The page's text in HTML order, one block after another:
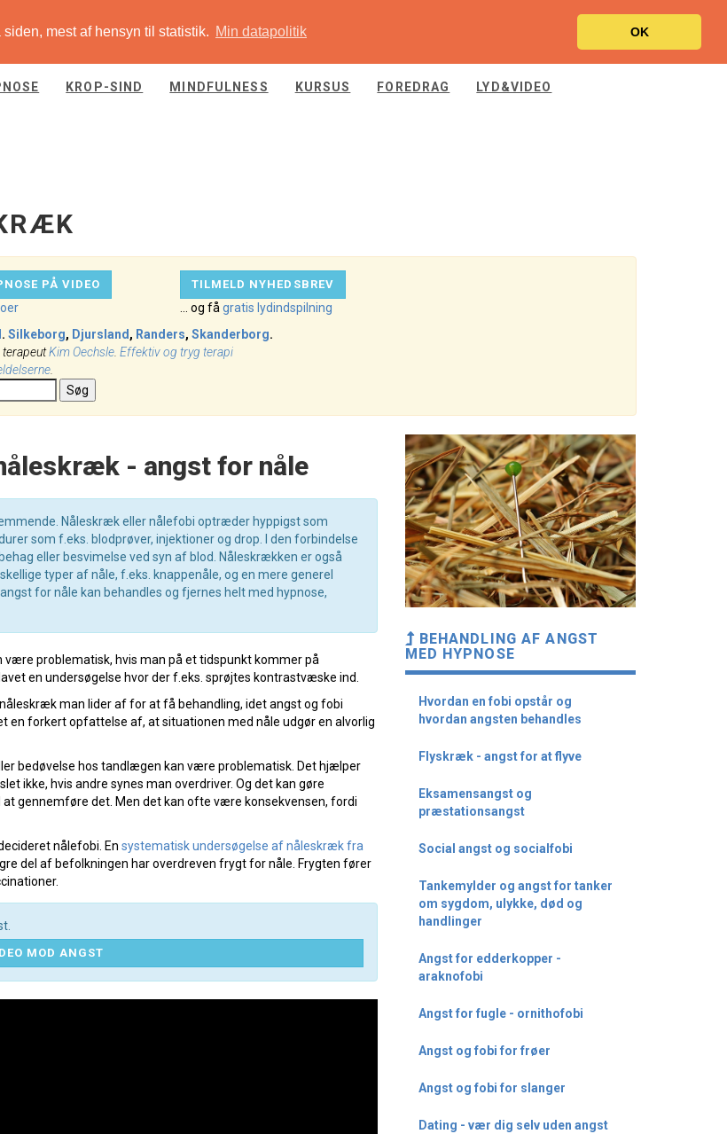
mest af hensyn til statistik. Min datapolitik OK
KROP-SIND MINDFULNESS KURSUS FOREDRAG LYD&VIDEO
PÅ VIDEO TILMELD NYHEDSBREV
... og få gratis lydindspilning
.Silkeborg, Djursland , Randers,Skanderborg.
terapeutKim Oechsle .Effektiv og tryg terapi
.
Søg
- angst for nåle
Nåleskræk eller nålefobi optræder hyppigst som
som f.eks. blodprøver, injektioner og drop. I den forbindelse
eller besvimelse ved syn af blod. Nåleskrækken er også
typer af nåle, f.eks. knappenåle, og en mere generel
for nåle kan behandles og fjernes helt med hypnose,
være problematisk, hvis man på et tidspunkt kommer på
en undersøgelse hvor der f.eks. sprøjtes kontrastvæske ind.
man lider af for at få behandling, idet angst og fobi
en forkert opfattelse af, at situationen med nåle udgør en alvorlig
bedøvelse hos tandlægen kan være problematisk. Det hjælper
ikke, hvis andre synes man overdriver. Og det kan gøre
gennemføre det. Men det kan ofte være konsekvensen, fordi
nålefobi. En systematisk undersøgelse af nåleskræk fra
del af befolkningen har overdreven frygt for nåle. Frygten fører
MOD ANGST
BEHANDLING AF ANGST
MED HYPNOSE
Hvordan en fobi opstår og
hvordan angsten behandles
Flyskræk - angst for at flyve
Eksamensangst og
præstationsangst
Social angst og socialfobi
Tankemylder og angst for tanker
om sygdom, ulykke, død og
handlinger
Angst for edderkopper -
araknofobi
Angst for fugle - ornithofobi
Angst og fobi for frøer
Angst og fobi for slanger
Dating - vær dig selv uden angst